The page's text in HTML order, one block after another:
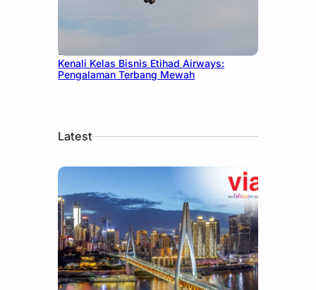
December 27, 2024
Kenali Kelas Bisnis Etihad Airways:
Pengalaman Terbang Mewah
Latest